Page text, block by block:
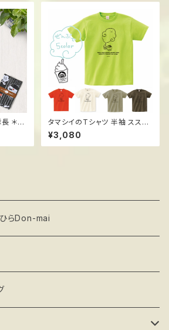
＊梅
タマシイのTシャツ 半袖 ススメ
隊長
¥3,080
ひらDon-mai